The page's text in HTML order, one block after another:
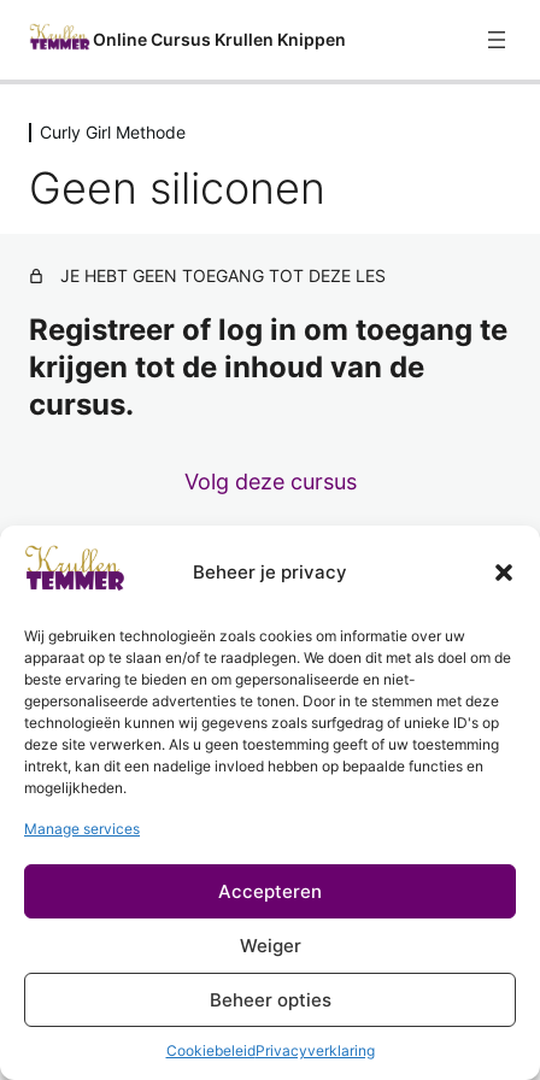
Beheer je privacy
Wij gebruiken technologieën zoals cookies om informatie over uw
apparaat op te slaan en/of te raadplegen. We doen dit met als doel om de
beste ervaring te bieden en om gepersonaliseerde en niet-
gepersonaliseerde advertenties te tonen. Door in te stemmen met deze
technologieën kunnen wij gegevens zoals surfgedrag of unieke ID's op
deze site verwerken. Als u geen toestemming geeft of uw toestemming
intrekt, kan dit een nadelige invloed hebben op bepaalde functies en
mogelijkheden.
Manage services
Accepteren
Weiger
Beheer opties
CookiebeleidPrivacyverklaring
Online Cursus Krullen Knippen
Welkom
2 lessen
Curly Girl Methode
Geen siliconen
Geen uitdrogende alcohol
Geen hitte
Proteine
Haareigenschappen
7 lessen
Consultatie
5 lessen
In de wasbak
3 lessen
Perfectioneren
Curly Girl Methode
Geen siliconen
JE HEBT GEEN TOEGANG TOT DEZE LES
Registreer of log in om toegang te
krijgen tot de inhoud van de
cursus.
Volg deze cursus